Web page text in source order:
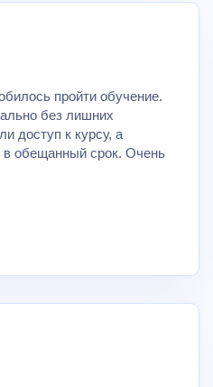
пройти обучение.
без лишних
доступ к курсу, а
в обещанный срок. Очень